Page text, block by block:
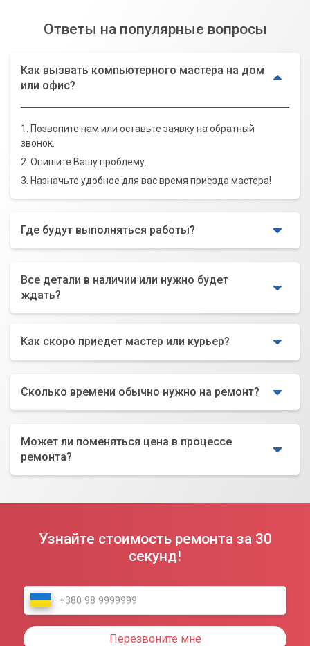
Ответы на популярные вопросы
Как вызвать компьютерного мастера на дом
или офис?
1. Позвоните нам или оставьте заявку на обратный
звонок.
2. Опишите Вашу проблему.
3. Назначьте удобное для вас время приезда мастера!
Где будут выполняться работы?
Все детали в наличии или нужно будет
ждать?
Как скоро приедет мастер или курьер?
Сколько времени обычно нужно на ремонт?
Может ли поменяться цена в процессе
ремонта?
Узнайте стоимость ремонта за 30
секунд!
Перезвоните мне